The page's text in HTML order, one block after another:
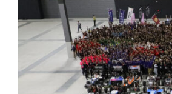
有価証券報告書等法定開示資料
適時開示資料
株主総会招集通知
株式情報・その他